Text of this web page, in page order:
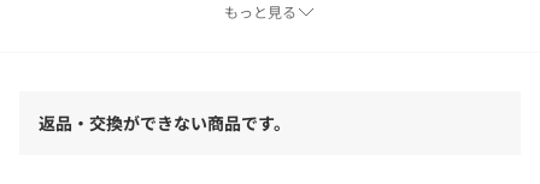
もっと見る
返品・交換ができない商品です。